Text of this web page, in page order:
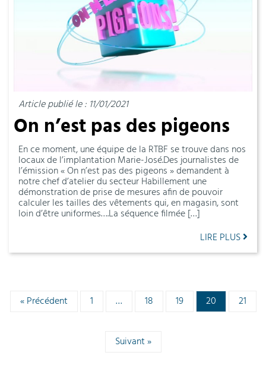
Article publié le : 11/01/2021
On n’est pas des pigeons
En ce moment, une équipe de la RTBF se trouve dans nos
locaux de l’implantation Marie-José.Des journalistes de
l’émission « On n’est pas des pigeons » demandent à
notre chef d’atelier du secteur Habillement une
démonstration de prise de mesures afin de pouvoir
calculer les tailles des vêtements qui, en magasin, sont
loin d’être uniformes….La séquence filmée […]
LIRE PLUS
« Précédent 1 … 18 19 20 21
Suivant »